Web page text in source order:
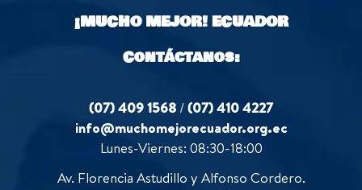
¡MUCHO MEJOR!ECUADOR
Contáctanos:
(07) 409 1568 /(07) 410 4227
info@muchomejorecuador.org.ec
Lunes-Viernes: 08:30-18:00
Av. Florencia Astudillo y Alfonso Cordero.